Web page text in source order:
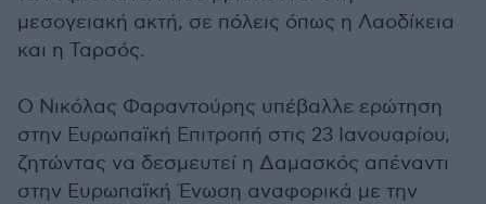
μεσογειακή ακτή, σε πόλεις όπως η Λαοδίκεια
και η Ταρσός.
Ο Νικόλας Φαραντούρης υπέβαλλε ερώτηση
στην Ευρωπαϊκή Επιτροπή στις 23 Ιανουαρίου,
ζητώντας να δεσμευτεί η Δαμασκός απέναντι
στην Ευρωπαϊκή Ένωση αναφορικά με την